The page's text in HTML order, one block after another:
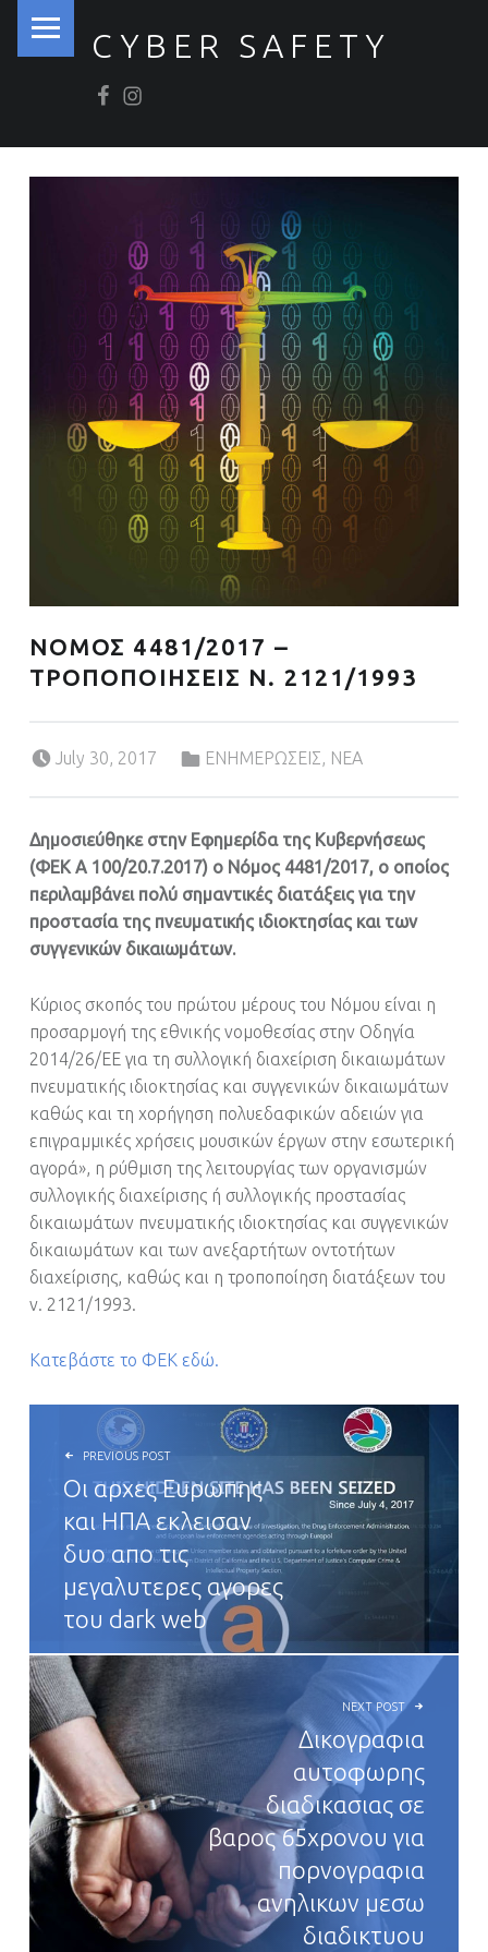
CYBER SAFETY
Ασφάλεια στον Κυβερνοχώρο
ΝΟΜΟΣ 4481/2017 –
ΤΡΟΠΟΠΟΙΗΣΕΙΣ Ν. 2121/1993
July 30, 2017
ΕΝΗΜΕΡΩΣΕΙΣ, ΝΕΑ
Δημοσιεύθηκε στην Εφημερίδα της Κυβερνήσεως
(ΦΕΚ Α 100/20.7.2017) ο Νόμος 4481/2017, ο οποίος
περιλαμβάνει πολύ σημαντικές διατάξεις για την
προστασία της πνευματικής ιδιοκτησίας και των
συγγενικών δικαιωμάτων.
Κύριος σκοπός του πρώτου μέρους του Νόμου είναι η
προσαρμογή της εθνικής νομοθεσίας στην Οδηγία
2014/26/ΕΕ για τη συλλογική διαχείριση δικαιωμάτων
πνευματικής ιδιοκτησίας και συγγενικών δικαιωμάτων
καθώς και τη χορήγηση πολυεδαφικών αδειών για
επιγραμμικές χρήσεις μουσικών έργων στην εσωτερική
αγορά», η ρύθμιση της λειτουργίας των οργανισμών
συλλογικής διαχείρισης ή συλλογικής προστασίας
δικαιωμάτων πνευματικής ιδιοκτησίας και συγγενικών
δικαιωμάτων και των ανεξαρτήτων οντοτήτων
διαχείρισης, καθώς και η τροποποίηση διατάξεων του
ν. 2121/1993.
Κατεβάστε το ΦΕΚ εδώ.
POST NAVIGATION
PREVIOUS POST
Οι αρχες Ευρωπης
και ΗΠΑ εκλεισαν
δυο απο τις
μεγαλυτερες αγορες
του dark web
NEXT POST
Δικογραφια
αυτοφωρης
διαδικασιας σε
βαρος 65χρονου για
πορνογραφια
ανηλικων μεσω
διαδικτυου